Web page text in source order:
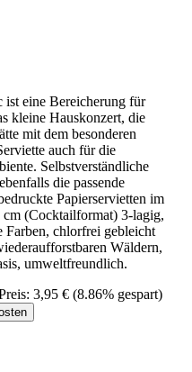
eine Bereicherung für
kleine Hauskonzert, die
mit dem besonderen
auch für die
Selbstverständliche
die passende
Papierservietten im
(Cocktailformat) 3-lagig,
Farben, chlorfrei gebleicht
Wäldern,
umweltfreundlich.
3,95 € (8.86% gespart)